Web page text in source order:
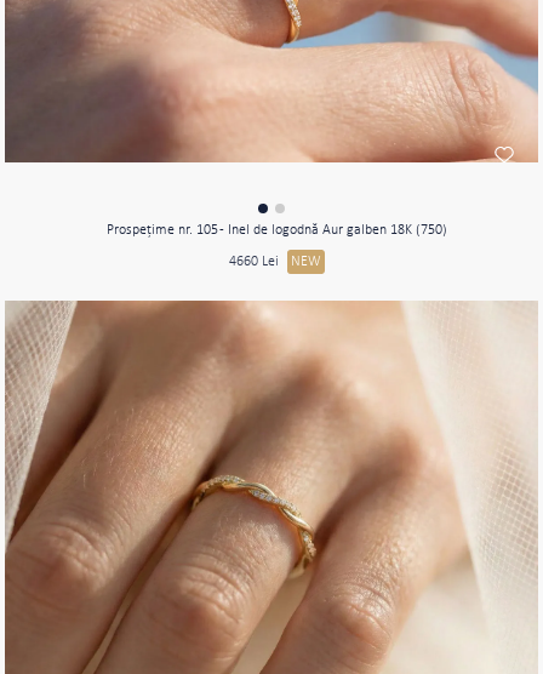
Prospeţime nr. 105 - Inel de logodnă Aur galben 18K (750)
4660 Lei NEW